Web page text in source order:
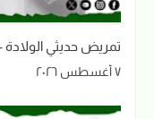
تمريض حديثي
٧ أغسطس ٢٠٢٦